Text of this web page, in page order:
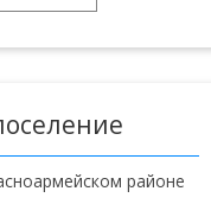
районе